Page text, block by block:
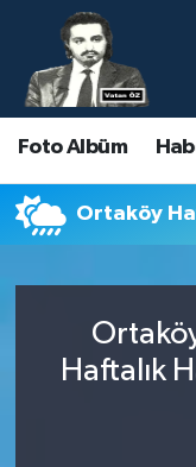
Foto Albüm
Ortaköy
Haftalık
Nöbetçi
Hava Durumu
Namaz
Süper Lig
Son Dakika